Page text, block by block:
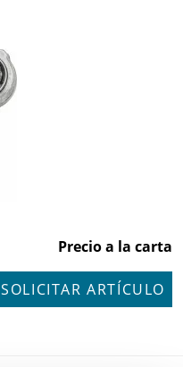
Precio a la carta
SOLICITAR ARTÍCULO